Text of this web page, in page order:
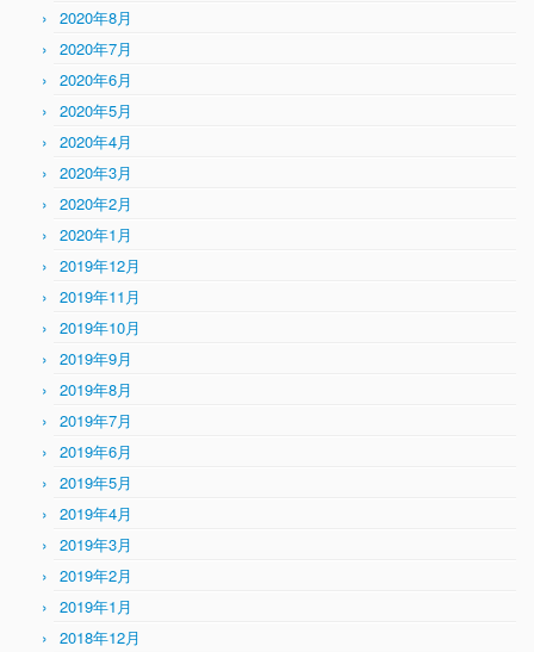
2020年8月
2020年7月
2020年6月
2020年5月
2020年4月
2020年3月
2020年2月
2020年1月
2019年12月
2019年11月
2019年10月
2019年9月
2019年8月
2019年7月
2019年6月
2019年5月
2019年4月
2019年3月
2019年2月
2019年1月
2018年12月